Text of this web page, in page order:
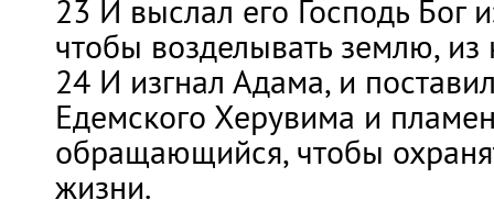
23 И выслал его Господь Бог
чтобы возделывать землю, из
24 И изгнал Адама, и
Едемского Херувима и
обращающийся, чтобы
жизни.